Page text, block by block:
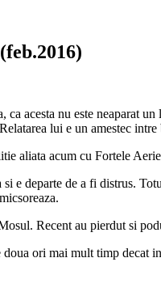
acesta nu este neaparat
lui e un amestec intre
aliata acum cu Fortele
e departe de a fi distrus.
Recent au pierdut si
ori mai mult timp decat